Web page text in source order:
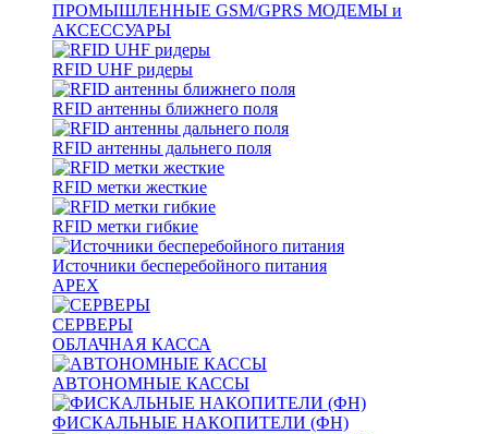
ПРОМЫШЛЕННЫЕ GSM/GPRS МОДЕМЫ и
АКСЕССУАРЫ
RFID UHF ридеры
RFID антенны ближнего поля
RFID антенны дальнего поля
RFID метки жесткие
RFID метки гибкие
Источники бесперебойного питания
APEX
СЕРВЕРЫ
ОБЛАЧНАЯ КАССА
АВТОНОМНЫЕ КАССЫ
ФИСКАЛЬНЫЕ НАКОПИТЕЛИ (ФН)